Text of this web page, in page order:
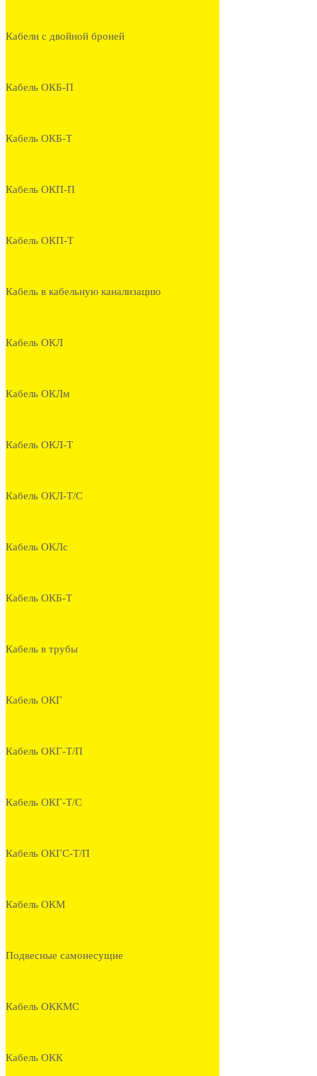
Кабели с двойной броней
Кабель ОКБ-П
Кабель ОКБ-Т
Кабель ОКП-П
Кабель ОКП-Т
Кабель в кабельную канализацию
Кабель ОКЛ
Кабель ОКЛм
Кабель ОКЛ-Т
Кабель ОКЛ-Т/С
Кабель ОКЛс
Кабель ОКБ-Т
Кабель в трубы
Кабель ОКГ
Кабель ОКГ-Т/П
Кабель ОКГ-Т/С
Кабель ОКГС-Т/П
Кабель ОКМ
Подвесные самонесущие
Кабель ОККМС
Кабель ОКК